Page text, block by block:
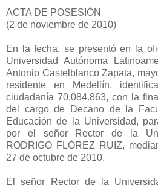
ACTA DE POSESIÓN
(2 de noviembre de 2010)
En la fecha, se presentó en la
Universidad Autónoma
Antonio Castelblanco Zapata,
residente en Medellín,
ciudadanía 70.084.863, con la
del cargo de Decano de la
Educación de la Universidad,
por el señor Rector de la
RODRIGO FLÓREZ RUIZ,
27 de octubre de 2010.
El señor Rector de la